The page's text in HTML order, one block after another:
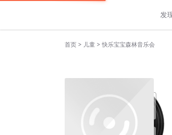
发
首页 > 儿童 > 快乐宝宝森林音乐会